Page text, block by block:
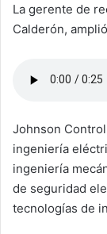
La gerente de
Calderón,
Johnson
ingeniería
ingeniería
de seguridad
tecnologías de